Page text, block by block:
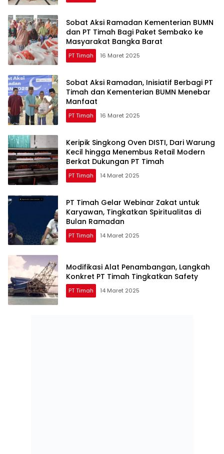
Sobat Aksi Ramadan Kementerian BUMN
dan PT Timah Bagi Paket Sembako ke
Masyarakat Bangka Barat
PT Timah 16 Maret 2025
Sobat Aksi Ramadan, Inisiatif Berbagi PT
Timah dan Kementerian BUMN Menebar
Manfaat
PT Timah 16 Maret 2025
Keripik Singkong Oven DISTI, Dari Warung
Kecil hingga Menembus Retail Modern
Berkat Dukungan PT Timah
PT Timah 14 Maret 2025
PT Timah Gelar Webinar Zakat untuk
Karyawan, Tingkatkan Spiritualitas di
Bulan Ramadan
PT Timah 14 Maret 2025
Modifikasi Alat Penambangan, Langkah
Konkret PT Timah Tingkatkan Safety
PT Timah 14 Maret 2025